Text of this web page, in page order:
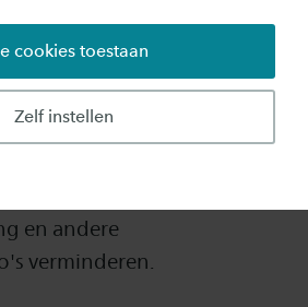
Zelf instellen
cookies toestaan
Twente en industriële
en Studio Gydiar ontwikkelt
detectiesysteem voor
en andere
verminderen.